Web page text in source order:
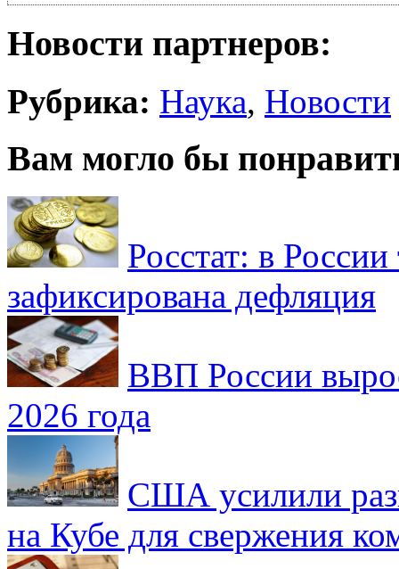
Новости партнеров:
Рубрика: Наука, Новости
Вам могло бы
Росстат: в России
зафиксирована дефляция
ВВП России
2026 года
США усилили
на Кубе для свержения